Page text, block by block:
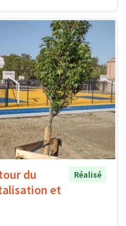
du
et
Réalisé